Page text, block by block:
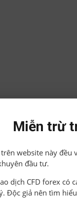
Miễn trừ
website này đều
đầu tư.
dịch CFD forex
Độc giả nên tìm